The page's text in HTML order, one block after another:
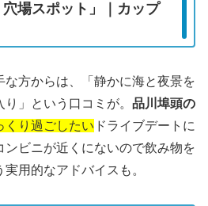
穴場スポット」｜カップ
な方からは、「静かに海と夜景を
」という口コミが。 品川埠頭の
くり過ごしたい ドライブデートに
ンビニが近くにないので飲み物を
用的なアドバイスも。